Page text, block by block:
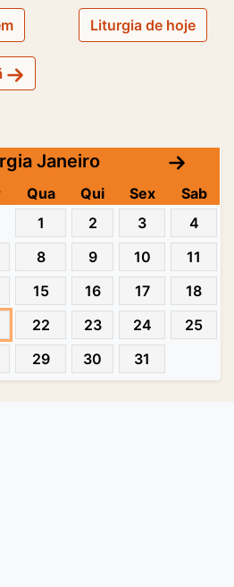
Liturgia de hoje
Janeiro
Qua Qui Sex
Sab
1
2 3
4
8 9 10
11
15 16 17
18
22 23 24
25
29 30 31